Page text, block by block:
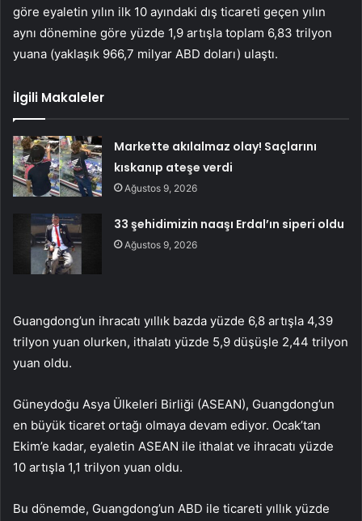
göre eyaletin yılın ilk 10 ayındaki dış ticareti geçen yılın
aynı dönemine göre yüzde 1,9 artışla toplam 6,83 trilyon
yuana (yaklaşık 966,7 milyar ABD doları) ulaştı.
İlgili Makaleler
Markette akılalmaz olay! Saçlarını
kıskanıp ateşe verdi
Ağustos 9, 2026
33 şehidimizin naaşı Erdal’ın siperi oldu
Ağustos 9, 2026
Guangdong’un ihracatı yıllık bazda yüzde 6,8 artışla 4,39
trilyon yuan olurken, ithalatı yüzde 5,9 düşüşle 2,44 trilyon
yuan oldu.
Güneydoğu Asya Ülkeleri Birliği (ASEAN), Guangdong’un
en büyük ticaret ortağı olmaya devam ediyor. Ocak’tan
Ekim’e kadar, eyaletin ASEAN ile ithalat ve ihracatı yüzde
10 artışla 1,1 trilyon yuan oldu.
Bu dönemde, Guangdong’un ABD ile ticareti yıllık yüzde